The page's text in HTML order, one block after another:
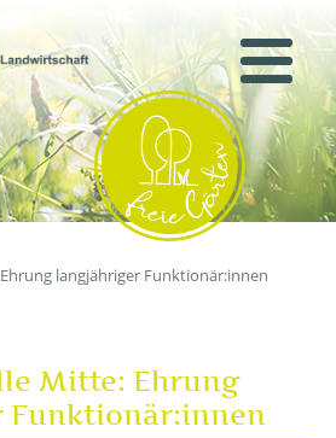
langjähriger Funktionär:innen
Mitte: Ehrung
Funktionär:innen